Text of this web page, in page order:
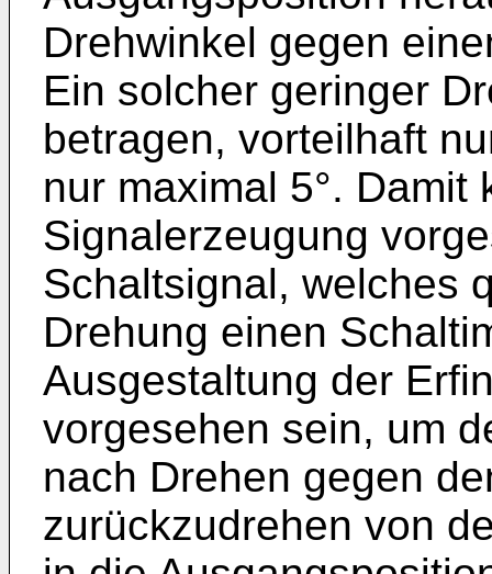
Drehwinkel gegen
Ein solcher geringer
betragen, vorteilhaft
nur maximal 5°.
Signalerzeugung
Schaltsignal, welches
Drehung einen
Ausgestaltung der
vorgesehen sein, um
nach Drehen gegen
zurückzudrehen von